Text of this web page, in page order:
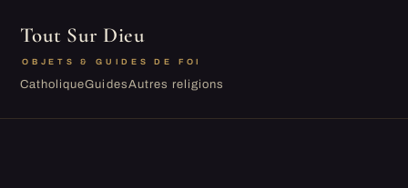
Tout Sur Dieu
OBJETS & GUIDES DE FOI
CatholiqueGuidesAutres religions